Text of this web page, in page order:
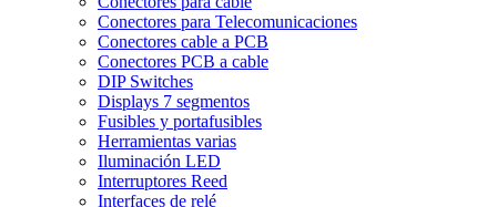
Conectores para Telecomunicaciones
Conectores cable a PCB
Conectores PCB a cable
DIP Switches
Displays 7 segmentos
Fusibles y portafusibles
Herramientas varias
Iluminación LED
Interruptores Reed
Interfaces de relé